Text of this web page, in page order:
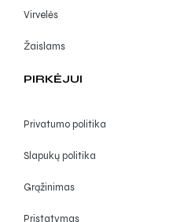
Virvelės
Žaislams
PIRKĖJUI
Privatumo politika
Slapukų politika
Grąžinimas
Pristatymas